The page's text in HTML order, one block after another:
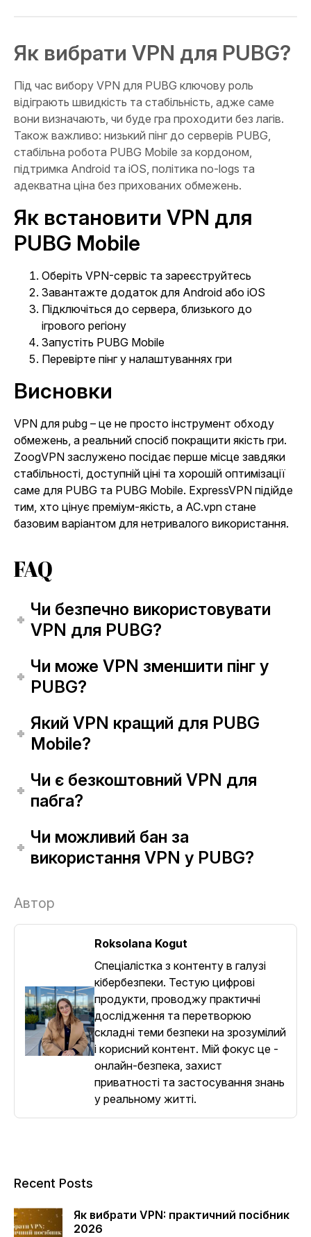
Як вибрати VPN для PUBG?
Під час вибору VPN для PUBG ключову роль
відіграють швидкість та стабільність, адже саме
вони визначають, чи буде гра проходити без лагів.
Також важливо: низький пінг до серверів PUBG,
стабільна робота PUBG Mobile за кордоном,
підтримка Android та iOS, політика no-logs та
адекватна ціна без прихованих обмежень.
Як встановити VPN для
PUBG Mobile
Оберіть VPN-сервіс та зареєструйтесь
Завантажте додаток для Android або iOS
Підключіться до сервера, близького до
ігрового регіону
Запустіть PUBG Mobile
Перевірте пінг у налаштуваннях гри
Висновки
VPN для pubg – це не просто інструмент обходу
обмежень, а реальний спосіб покращити якість гри.
ZoogVPN заслужено посідає перше місце завдяки
стабільності, доступній ціні та хорошій оптимізації
саме для PUBG та PUBG Mobile. ExpressVPN підійде
тим, хто цінує преміум-якість, а AC.vpn стане
базовим варіантом для нетривалого використання.
FAQ
Чи безпечно використовувати
VPN для PUBG?
Чи може VPN зменшити пінг у
PUBG?
Який VPN кращий для PUBG
Mobile?
Чи є безкоштовний VPN для
пабга?
Чи можливий бан за
використання VPN у PUBG?
Автор
Roksolana Kogut
Спеціалістка з контенту в галузі
кібербезпеки. Тестую цифрові
продукти, проводжу практичні
дослідження та перетворюю
складні теми безпеки на зрозумілий
і корисний контент. Мій фокус це -
онлайн-безпека, захист
приватності та застосування знань
у реальному житті.
Recent Posts
Як вибрати VPN: практичний посібник
2026